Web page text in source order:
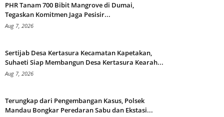
PHR Tanam 700 Bibit Mangrove di Dumai,
Tegaskan Komitmen Jaga Pesisir...
Aug 7, 2026
Sertijab Desa Kertasura Kecamatan Kapetakan,
Suhaeti Siap Membangun Desa Kertasura Kearah...
Aug 7, 2026
Terungkap dari Pengembangan Kasus, Polsek
Mandau Bongkar Peredaran Sabu dan Ekstasi...